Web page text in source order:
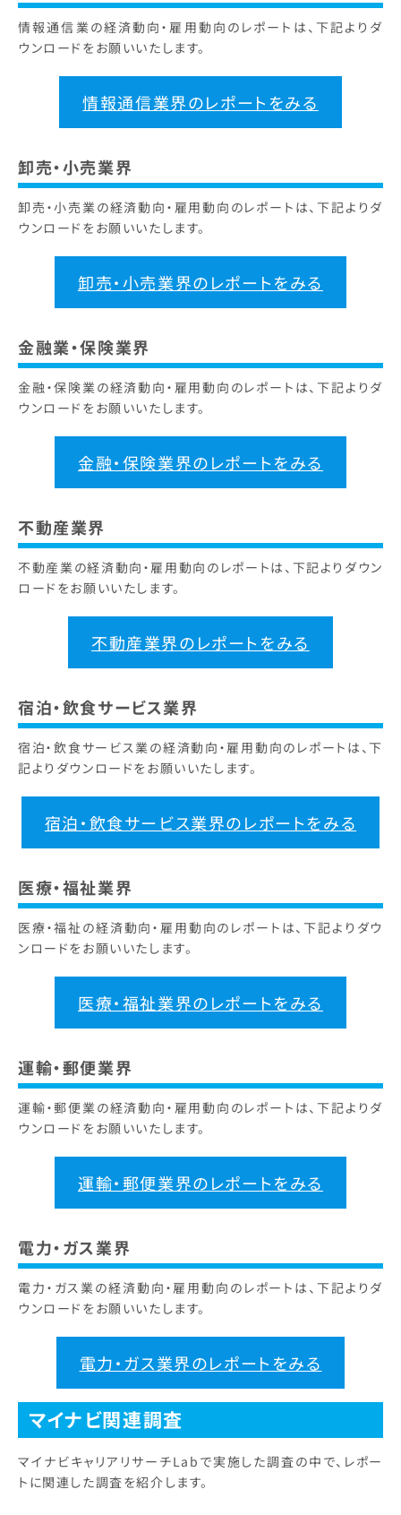
情報通信業の経済動向・雇用動向のレポートは、下記よりダ
ウンロードをお願いいたします。
情報通信業界のレポートをみる
卸売・小売業界
卸売・小売業の経済動向・雇用動向のレポートは、下記よりダ
ウンロードをお願いいたします。
卸売・小売業界のレポートをみる
金融業・保険業界
金融・保険業の経済動向・雇用動向のレポートは、下記よりダ
ウンロードをお願いいたします。
金融・保険業界のレポートをみる
不動産業界
不動産業の経済動向・雇用動向のレポートは、下記よりダウン
ロードをお願いいたします。
不動産業界のレポートをみる
宿泊・飲食サービス業界
宿泊・飲食サービス業の経済動向・雇用動向のレポートは、下
記よりダウンロードをお願いいたします。
宿泊・飲食サービス業界のレポートをみる
医療・福祉業界
医療・福祉の経済動向・雇用動向のレポートは、下記よりダウ
ンロードをお願いいたします。
医療・福祉業界のレポートをみる
運輸・郵便業界
運輸・郵便業の経済動向・雇用動向のレポートは、下記よりダ
ウンロードをお願いいたします。
運輸・郵便業界のレポートをみる
電力・ガス業界
電力・ガス業の経済動向・雇用動向のレポートは、下記よりダ
ウンロードをお願いいたします。
電力・ガス業界のレポートをみる
マイナビ関連調査
マイナビキャリアリサーチLabで実施した調査の中で、レポー
トに関連した調査を紹介します。